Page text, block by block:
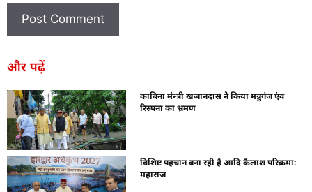
और पढ़ें
काबिना मंन्त्री खजानदास ने किया मन्नुगंज एंव
रिस्पना का भ्रमण
विशिष्ट पहचान बना रही है आदि कैलाश परिक्रमा:
महाराज